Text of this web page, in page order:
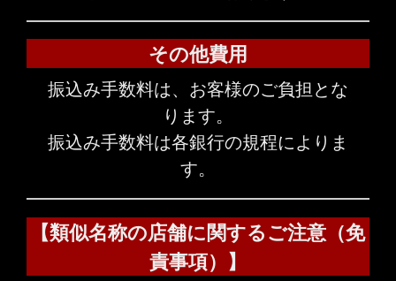
その他費用
振込み手数料は、お客様のご負担とな
ります。
振込み手数料は各銀行の規程によりま
す。
【類似名称の店舗に関するご注意（免
責事項）】